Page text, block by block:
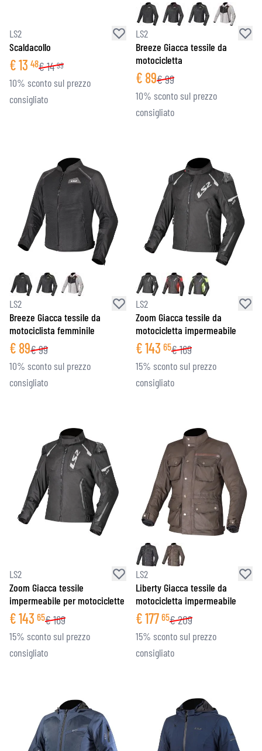
LS2
Scaldacollo
€13 48€14 99
10% sconto sul prezzo
consigliato
LS2
Breeze Giacca tessile da
motocicletta
€ 89€99
10% sconto sul prezzo
consigliato
LS2
Breeze Giacca tessile da
motociclista femminile
€ 89€99
10% sconto sul prezzo
consigliato
LS2
Zoom Giacca tessile da
motocicletta impermeabile
€143 65€169
15% sconto sul prezzo
consigliato
LS2
Zoom Giacca tessile
impermeabile per motociclette
€143 65€169
15% sconto sul prezzo
consigliato
LS2
Liberty Giacca tessile da
motocicletta impermeabile
€177 65€209
15% sconto sul prezzo
consigliato